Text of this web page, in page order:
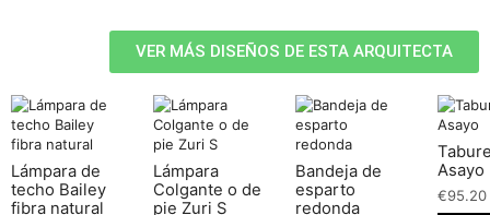
VER MÁS DISEÑOS DE ESTA ARQUITECTA
Lámpara de
techo Bailey
fibra natural
Lámpara
Colgante o de
pie Zuri S
Bandeja de
esparto
redonda
Asayo
€95.20